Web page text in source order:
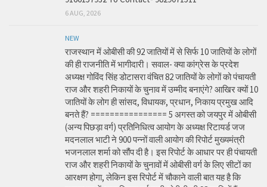
6 AUG, 2026
NEW
राजस्थान में ओबीसी की 92 जातियों में से सिर्फ 10 जातियों के लोगों
की ही राजनीति में भागीदारी। सवाल- क्या कांग्रेस के प्रदेश
अध्यक्ष गोविंद सिंह डोटासरा वंचित 82 जातियों के लोगों को पंचायती
राज और शहरी निकायों के चुनाव में उम्मीद बनाएंगे? आखिर क्यों 10
जातियों के लोग ही सांसद, विधायक, प्रधान, निकाय प्रमुख आदि
बनते हैं? ================ 5 अगस्त को जयपुर में ओबीसी
(अन्य पिछड़ा वर्ग) प्रतिनिधित्व आयोग के अध्यक्ष रिटायर्ड जज
मदनलाल भाटी ने 900 पन्नों वाली आयोग की रिपोर्ट मुख्यमंत्री
भजनलाल शर्मा को सौंप दी है। इस रिपोर्ट के आधार पर ही पंचायती
राज और शहरी निकायों के चुनावों में ओबीसी वर्ग के लिए सीटों का
आरक्षण होगा, लेकिन इस रिपोर्ट में चौकाने वाली बात यह है कि